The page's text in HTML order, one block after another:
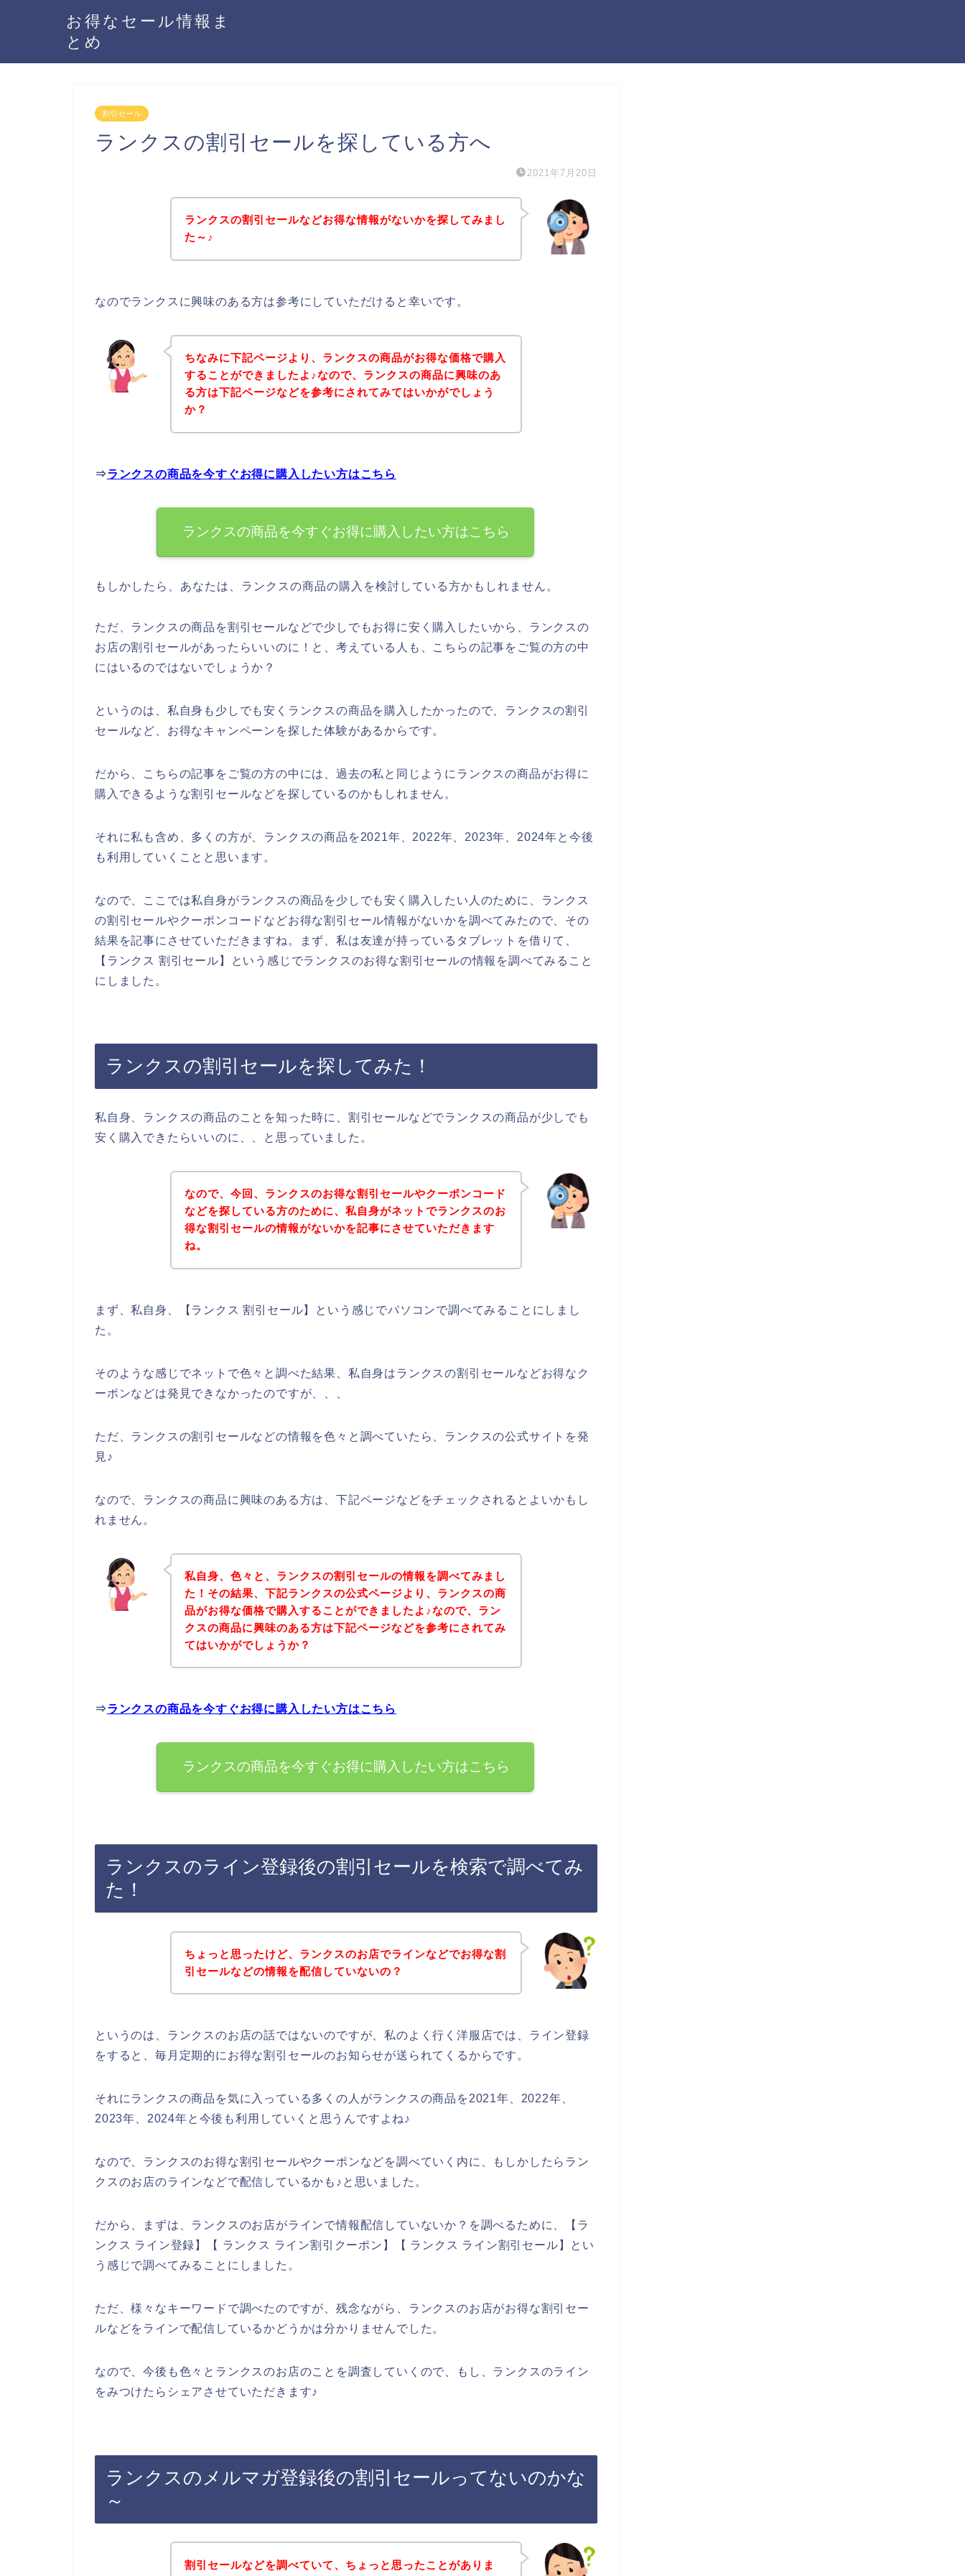
お得なセール情報ま
とめ
割引セール
ランクスの割引セールを探している方へ
2021年7月20日
ランクスの割引セールなどお得な情報がないかを探してみまし
た～♪
なのでランクスに興味のある方は参考にしていただけると幸いです。
ちなみに下記ページより、ランクスの商品がお得な価格で購入
することができましたよ♪なので、ランクスの商品に興味のあ
る方は下記ページなどを参考にされてみてはいかがでしょう
か？
⇒ランクスの商品を今すぐお得に購入したい方はこちら
ランクスの商品を今すぐお得に購入したい方はこちら
もしかしたら、あなたは、ランクスの商品の購入を検討している方かもしれません。
ただ、ランクスの商品を割引セールなどで少しでもお得に安く購入したいから、ランクスの
お店の割引セールがあったらいいのに！と、考えている人も、こちらの記事をご覧の方の中
にはいるのではないでしょうか？
というのは、私自身も少しでも安くランクスの商品を購入したかったので、ランクスの割引
セールなど、お得なキャンペーンを探した体験があるからです。
だから、こちらの記事をご覧の方の中には、過去の私と同じようにランクスの商品がお得に
購入できるような割引セールなどを探しているのかもしれません。
それに私も含め、多くの方が、ランクスの商品を2021年、2022年、2023年、2024年と今後
も利用していくことと思います。
なので、ここでは私自身がランクスの商品を少しでも安く購入したい人のために、ランクス
の割引セールやクーポンコードなどお得な割引セール情報がないかを調べてみたので、その
結果を記事にさせていただきますね。まず、私は友達が持っているタブレットを借りて、
【ランクス 割引セール】という感じでランクスのお得な割引セールの情報を調べてみること
にしました。
ランクスの割引セールを探してみた！
私自身、ランクスの商品のことを知った時に、割引セールなどでランクスの商品が少しでも
安く購入できたらいいのに、、と思っていました。
なので、今回、ランクスのお得な割引セールやクーポンコード
などを探している方のために、私自身がネットでランクスのお
得な割引セールの情報がないかを記事にさせていただきます
ね。
まず、私自身、【ランクス 割引セール】という感じでパソコンで調べてみることにしまし
た。
そのような感じでネットで色々と調べた結果、私自身はランクスの割引セールなどお得なク
ーポンなどは発見できなかったのですが、、、
ただ、ランクスの割引セールなどの情報を色々と調べていたら、ランクスの公式サイトを発
見♪
なので、ランクスの商品に興味のある方は、下記ページなどをチェックされるとよいかもし
れません。
私自身、色々と、ランクスの割引セールの情報を調べてみまし
た！その結果、下記ランクスの公式ページより、ランクスの商
品がお得な価格で購入することができましたよ♪なので、ラン
クスの商品に興味のある方は下記ページなどを参考にされてみ
てはいかがでしょうか？
⇒ランクスの商品を今すぐお得に購入したい方はこちら
ランクスの商品を今すぐお得に購入したい方はこちら
ランクスのライン登録後の割引セールを検索で調べてみ
た！
ちょっと思ったけど、ランクスのお店でラインなどでお得な割
引セールなどの情報を配信していないの？
というのは、ランクスのお店の話ではないのですが、私のよく行く洋服店では、ライン登録
をすると、毎月定期的にお得な割引セールのお知らせが送られてくるからです。
それにランクスの商品を気に入っている多くの人がランクスの商品を2021年、2022年、
2023年、2024年と今後も利用していくと思うんですよね♪
なので、ランクスのお得な割引セールやクーポンなどを調べていく内に、もしかしたらラン
クスのお店のラインなどで配信しているかも♪と思いました。
だから、まずは、ランクスのお店がラインで情報配信していないか？を調べるために、【ラ
ンクス ライン登録】【 ランクス ライン割引クーポン】【 ランクス ライン割引セール】とい
う感じで調べてみることにしました。
ただ、様々なキーワードで調べたのですが、残念ながら、ランクスのお店がお得な割引セー
ルなどをラインで配信しているかどうかは分かりませんでした。
なので、今後も色々とランクスのお店のことを調査していくので、もし、ランクスのライン
をみつけたらシェアさせていただきます♪
ランクスのメルマガ登録後の割引セールってないのかな
～
割引セールなどを調べていて、ちょっと思ったことがありま